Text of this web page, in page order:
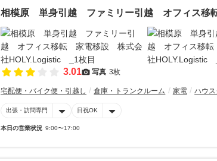
相模原 単身引越 ファミリー引越 オフィス
3.01 写真 3枚
宅配便・バイク便・引越し 倉庫・トランクルーム 家電 ハウ
出張・訪問専門 日祝OK
本日の営業状況 9:00〜17:00